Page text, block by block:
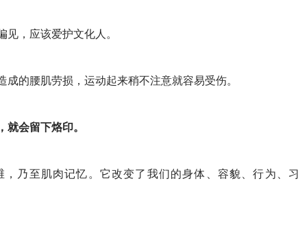
见，应该爱护文化人。
成的腰肌劳损，运动起来稍不注意就容易受伤。
就会留下烙印。
，乃至肌肉记忆。它改变了我们的身体、容貌、行为、习